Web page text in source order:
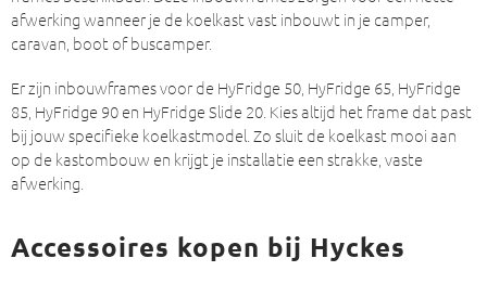
afwerking wanneer je de koelkast vast inbouwt in je camper,
caravan, boot of buscamper.
Er zijn inbouwframes voor de HyFridge 50, HyFridge 65, HyFridge
85, HyFridge 90 en HyFridge Slide 20. Kies altijd het frame dat past
bij jouw specifieke koelkastmodel. Zo sluit de koelkast mooi aan
op de kastombouw en krijgt je installatie een strakke, vaste
afwerking.
Accessoires kopen bij Hyckes